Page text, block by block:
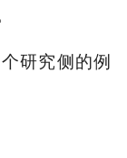
研究侧的例